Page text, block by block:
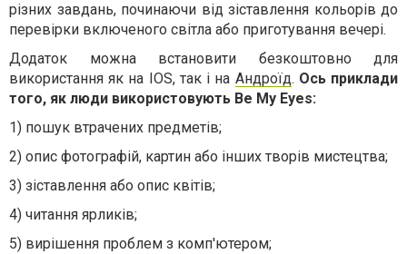
різних завдань, починаючи від зіставлення кольорів до
перевірки включеного світла або приготування вечері.
Додаток можна встановити безкоштовно для
використання як на IOS, так і на Андроїд. Ось приклади
того, як люди використовують Be My Eyes:
1) пошук втрачених предметів;
2) опис фотографій, картин або інших творів мистецтва;
3) зіставлення або опис квітів;
4) читання ярликів;
5) вирішення проблем з комп'ютером;